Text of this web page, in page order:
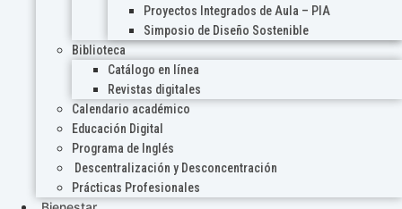
Proyectos Integrados de Aula – PIA
Simposio de Diseño Sostenible
Biblioteca
Catálogo en línea
Revistas digitales
Calendario académico
Educación Digital
Programa de Inglés
Descentralización y Desconcentración
Prácticas Profesionales